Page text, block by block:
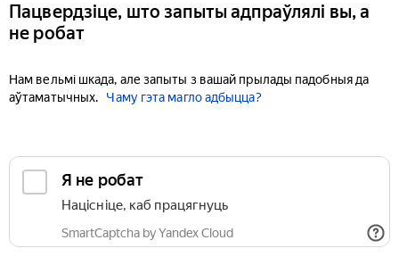
Пацвердзіце, што запыты адпраўлялі вы, а
не робат
Нам вельмі шкада, але запыты з вашай прылады падобныя да
аўтаматычных.
Чаму гэта магло адбыцца?
Я не робат
Націсніце, каб працягнуць
SmartCaptcha by Yandex Cloud